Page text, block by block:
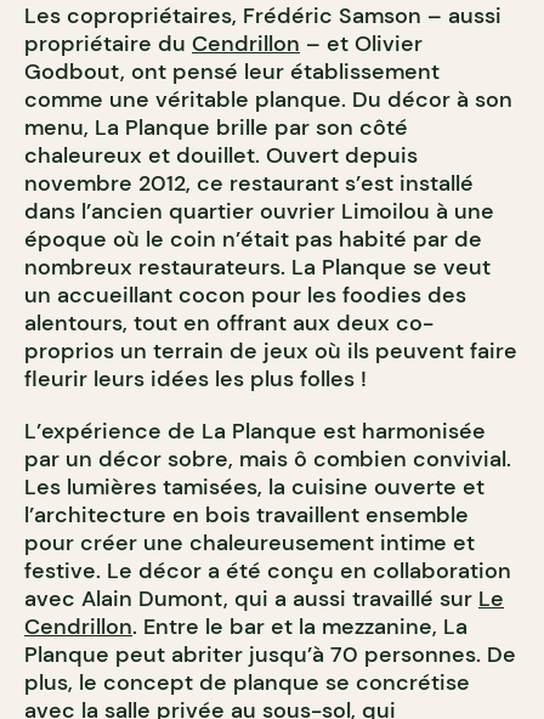
Les copropriétaires, Frédéric Samson – aussi
propriétaire du Cendrillon – et Olivier
Godbout, ont pensé leur établissement
comme une véritable planque. Du décor à son
menu, La Planque brille par son côté
chaleureux et douillet. Ouvert depuis
novembre 2012, ce restaurant s’est installé
dans l’ancien quartier ouvrier Limoilou à une
époque où le coin n’était pas habité par de
nombreux restaurateurs. La Planque se veut
un accueillant cocon pour les foodies des
alentours, tout en offrant aux deux co-
proprios un terrain de jeux où ils peuvent faire
fleurir leurs idées les plus folles !
L’expérience de La Planque est harmonisée
par un décor sobre, mais ô combien convivial.
Les lumières tamisées, la cuisine ouverte et
l’architecture en bois travaillent ensemble
pour créer une chaleureusement intime et
festive. Le décor a été conçu en collaboration
avec Alain Dumont, qui a aussi travaillé sur Le
Cendrillon. Entre le bar et la mezzanine, La
Planque peut abriter jusqu’à 70 personnes. De
plus, le concept de planque se concrétise
avec la salle privée au sous-sol, qui